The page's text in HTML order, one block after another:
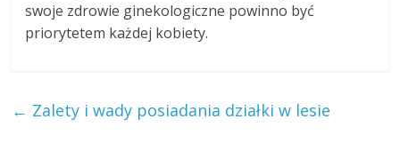
swoje zdrowie ginekologiczne powinno być
priorytetem każdej kobiety.
← Zalety i wady posiadania działki w lesie